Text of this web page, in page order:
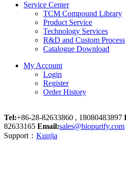
Service Center
TCM Compound Library
Product Service
Technology Services
R&D and Custom Process
Catalogue Download
My Account
Login
Register
Order History
Tel:+86-28-82633860 , 18080483897
82633165 Email:sales@biopurify.com
Support： Kuujia